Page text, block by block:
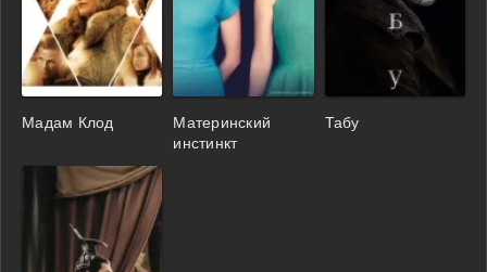
Мадам Клод
Материнский
инстинкт
Табу